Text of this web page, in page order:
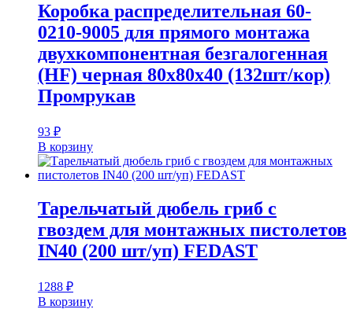
Коробка распределительная 60-
0210-9005 для прямого монтажа
двухкомпонентная безгалогенная
(HF) черная 80х80х40 (132шт/кор)
Промрукав
93 ₽
В корзину
Тарельчатый дюбель гриб с
гвоздем для монтажных пистолетов
IN40 (200 шт/уп) FEDAST
1288 ₽
В корзину